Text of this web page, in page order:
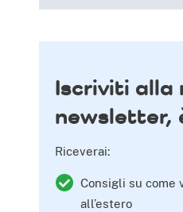
Iscriviti alla
newsletter,
Riceverai:
Consigli su come
all’estero